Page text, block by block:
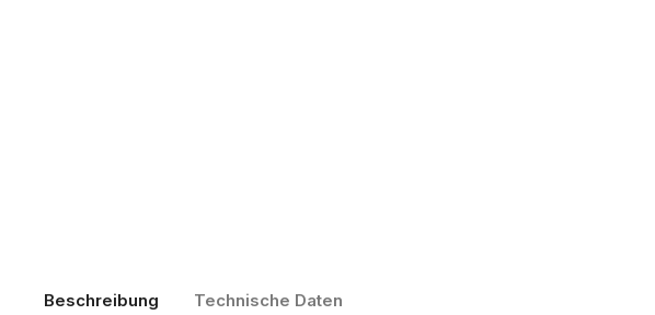
Beschreibung Technische Daten